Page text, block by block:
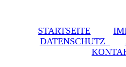
STARTSEITE
DATENSCHUTZ